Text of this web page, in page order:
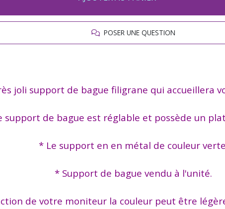
POSER UNE QUESTION
joli support de bague filigrane qui accueillera
support de bague est réglable et possède un
* Le support en en métal de couleur
* Support de bague vendu à l'unité.
de votre moniteur la couleur peut être